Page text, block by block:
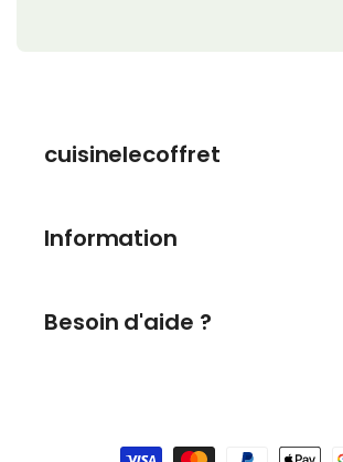
cuisinelecoffret
Information
Besoin d'aide ?